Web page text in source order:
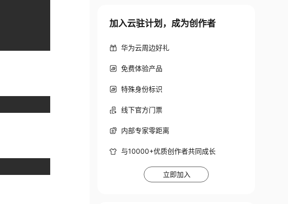
加入云驻计划，成为创作者
华为云周边好礼
免费体验产品
特殊身份标识
线下官方门票
内部专家零距离
与10000+优质创作者共同成长
立即加入